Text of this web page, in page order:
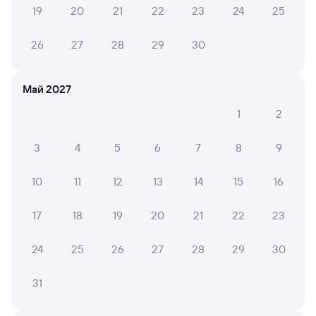
4 Александр Т.
Поезд норм но опоздал на 3 часа
АНАСТАСИЯ Ш.
туалет только. очень не удобно.
04 августа 2026 • Поезд 082И
классный проводник .
19 20 21 22 23 24 25
26 27 28 29 30
Май 2027
1
2
3 4 5 6 7 8 9
10 11 12 13 14 15 16
17 18 19 20 21 22 23
24 25 26 27 28 29 30
31